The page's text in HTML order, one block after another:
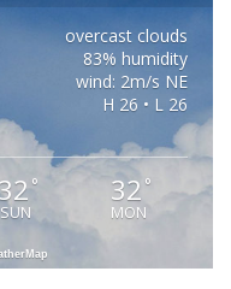
overcast clouds
83% humidity
wind: 2m/s NE
H 26 • L 26
°
SUN
32 °
MON